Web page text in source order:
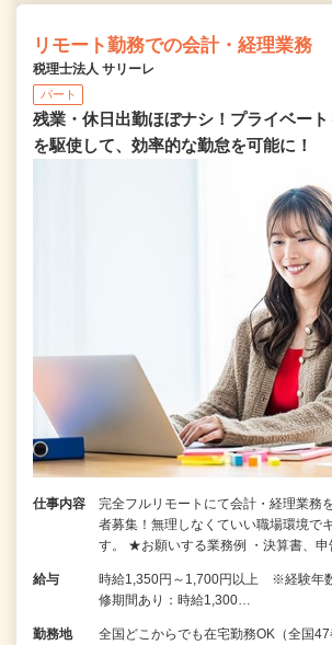
リモート勤務での会計・経理業務
税理士法人 サリーレ
パート
残業・休日出勤ほぼナシ！プライベー
を駆使して、効率的な勤怠を可能に！
仕事内容
完全フルリモートにて会計・経理業務
者募集！無理しなくていい職場環境で
す。 ★お願いする業務例 ・決算書、申
給与
時給1,350円～1,700円以上 ※経験年
修期間あり：時給1,300…
勤務地
全国どこからでも在宅勤務OK（全国